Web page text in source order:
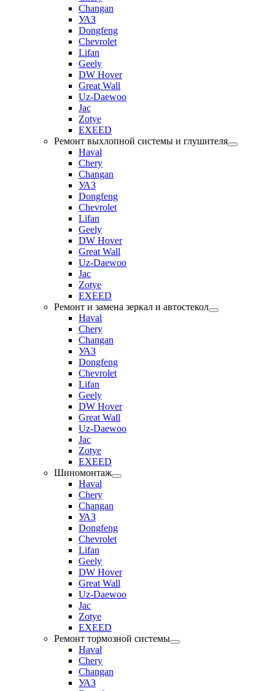
Changan
УАЗ
Dongfeng
Chevrolet
Lifan
Geely
DW Hover
Great Wall
Uz-Daewoo
Jac
Zotye
EXEED
Ремонт выхлопной системы и глушителя
Haval
Chery
Changan
УАЗ
Dongfeng
Chevrolet
Lifan
Geely
DW Hover
Great Wall
Uz-Daewoo
Jac
Zotye
EXEED
Ремонт и замена зеркал и автостекол
Haval
Chery
Changan
УАЗ
Dongfeng
Chevrolet
Lifan
Geely
DW Hover
Great Wall
Uz-Daewoo
Jac
Zotye
EXEED
Шиномонтаж
Haval
Chery
Changan
УАЗ
Dongfeng
Chevrolet
Lifan
Geely
DW Hover
Great Wall
Uz-Daewoo
Jac
Zotye
EXEED
Ремонт тормозной системы
Haval
Chery
Changan
УАЗ